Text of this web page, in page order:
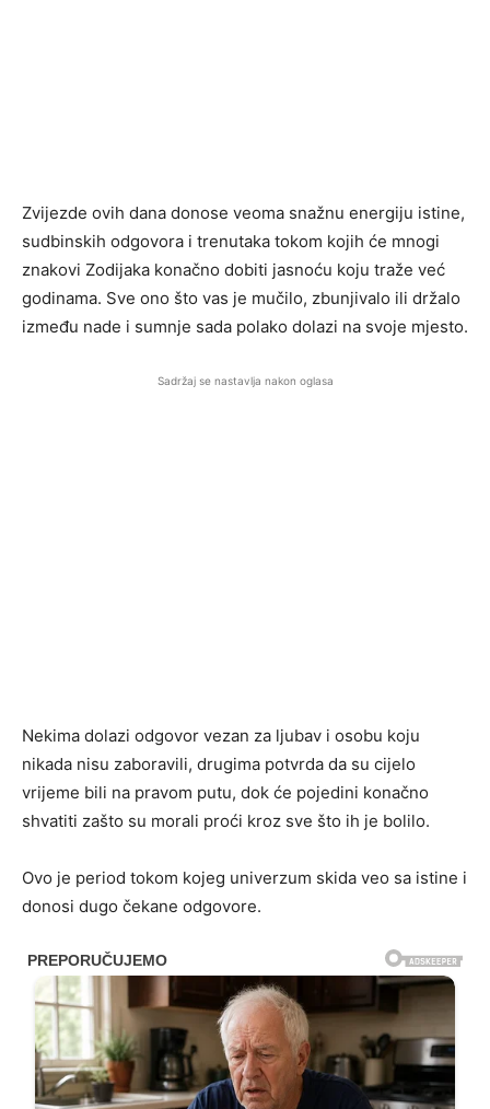
Zvijezde ovih dana donose veoma snažnu energiju istine,
sudbinskih odgovora i trenutaka tokom kojih će mnogi
znakovi Zodijaka konačno dobiti jasnoću koju traže već
godinama. Sve ono što vas je mučilo, zbunjivalo ili držalo
između nade i sumnje sada polako dolazi na svoje mjesto.
Sadržaj se nastavlja nakon oglasa
Nekima dolazi odgovor vezan za ljubav i osobu koju
nikada nisu zaboravili, drugima potvrda da su cijelo
vrijeme bili na pravom putu, dok će pojedini konačno
shvatiti zašto su morali proći kroz sve što ih je bolilo.
Ovo je period tokom kojeg univerzum skida veo sa istine i
donosi dugo čekane odgovore.